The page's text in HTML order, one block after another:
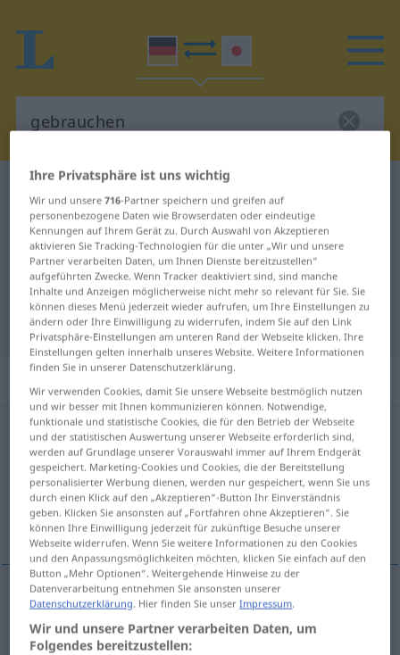
Deutsch-Japanisch Wörterbuch
Deutsch-Japanisch Übersetzung
für "gebrauchen"
"gebrauchen" Japanisch
Übersetzung
„gebrauchen“
gebrauchen
Übersicht aller Übersetzungen
(Für mehr Details die Übersetzung anklicken/antippen)
使う
使う[tsukau] gebrauchen
Ihre Privatsphäre ist uns wichtig
Wir und unsere716-Partner speichern und greifen auf
personenbezogene Daten wie Browserdaten oder eindeutige
Kennungen auf Ihrem Gerät zu. Durch Auswahl von Akzeptieren
aktivieren Sie Tracking-Technologien für die unter „Wir und unsere
Partner verarbeiten Daten, um Ihnen Dienste bereitzustellen“
aufgeführten Zwecke. Wenn Tracker deaktiviert sind, sind manche
Inhalte und Anzeigen möglicherweise nicht mehr so relevant für Sie. Sie
können dieses Menü jederzeit wieder aufrufen, um Ihre Einstellungen zu
ändern oder Ihre Einwilligung zu widerrufen, indem Sie auf den Link
Privatsphäre-Einstellungen am unteren Rand der Webseite klicken. Ihre
Einstellungen gelten innerhalb unseres Website. Weitere Informationen
finden Sie in unserer Datenschutzerklärung.
Wir verwenden Cookies, damit Sie unsere Webseite bestmöglich nutzen
und wir besser mit Ihnen kommunizieren können. Notwendige,
funktionale und statistische Cookies, die für den Betrieb der Webseite
und der statistischen Auswertung unserer Webseite erforderlich sind,
werden auf Grundlage unserer Vorauswahl immer auf Ihrem Endgerät
gespeichert. Marketing-Cookies und Cookies, die der Bereitstellung
personalisierter Werbung dienen, werden nur gespeichert, wenn Sie uns
durch einen Klick auf den „Akzeptieren“-Button Ihr Einverständnis
geben. Klicken Sie ansonsten auf „Fortfahren ohne Akzeptieren“. Sie
können Ihre Einwilligung jederzeit für zukünftige Besuche unserer
Webseite widerrufen. Wenn Sie weitere Informationen zu den Cookies
und den Anpassungsmöglichkeiten möchten, klicken Sie einfach auf den
Button „Mehr Optionen“. Weitergehende Hinweise zu der
Datenverarbeitung entnehmen Sie ansonsten unserer
Datenschutzerklärung. Hier finden Sie unserImpressum.
Wir und unsere Partner verarbeiten Daten, um
Folgendes bereitzustellen: